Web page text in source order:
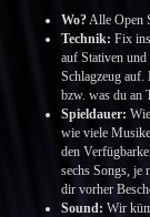
Wo?Alle Open
Technik: Fix
auf Stativen
Schlagzeug auf.
bzw. was du an
Spieldauer:
wie viele
den
sechs Songs, je
dir vorher
Sound: Wir